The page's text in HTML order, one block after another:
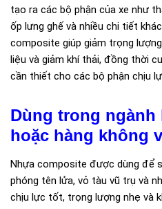
tạo ra các bộ phận của xe như
ốp lưng ghế và nhiều chi tiết
composite giúp giảm trọng
liệu và giảm khí thải, đồng thời
cần thiết cho các bộ phận chịu
Dùng trong ngành
hoặc hàng không
Nhựa composite được dùng để
phóng tên lửa, vỏ tàu vũ trụ và
chịu lực tốt, trọng lượng nhẹ và